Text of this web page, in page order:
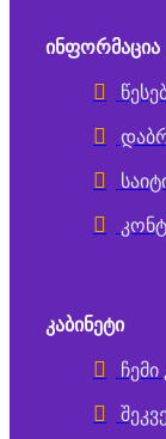
ᲘᲜᲤᲝᲠᲛᲐᲪᲘᲐ
ᲙᲐᲑᲘᲜᲔᲢᲘ
ჩემი